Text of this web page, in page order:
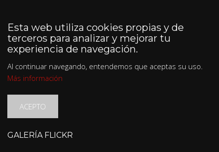
Esta web utiliza cookies propias y de
terceros para analizar y mejorar tu
experiencia de navegación.
Al continuar navegando, entendemos que aceptas su uso.
Más información
ACEPTO
GALERÍA FLICKR